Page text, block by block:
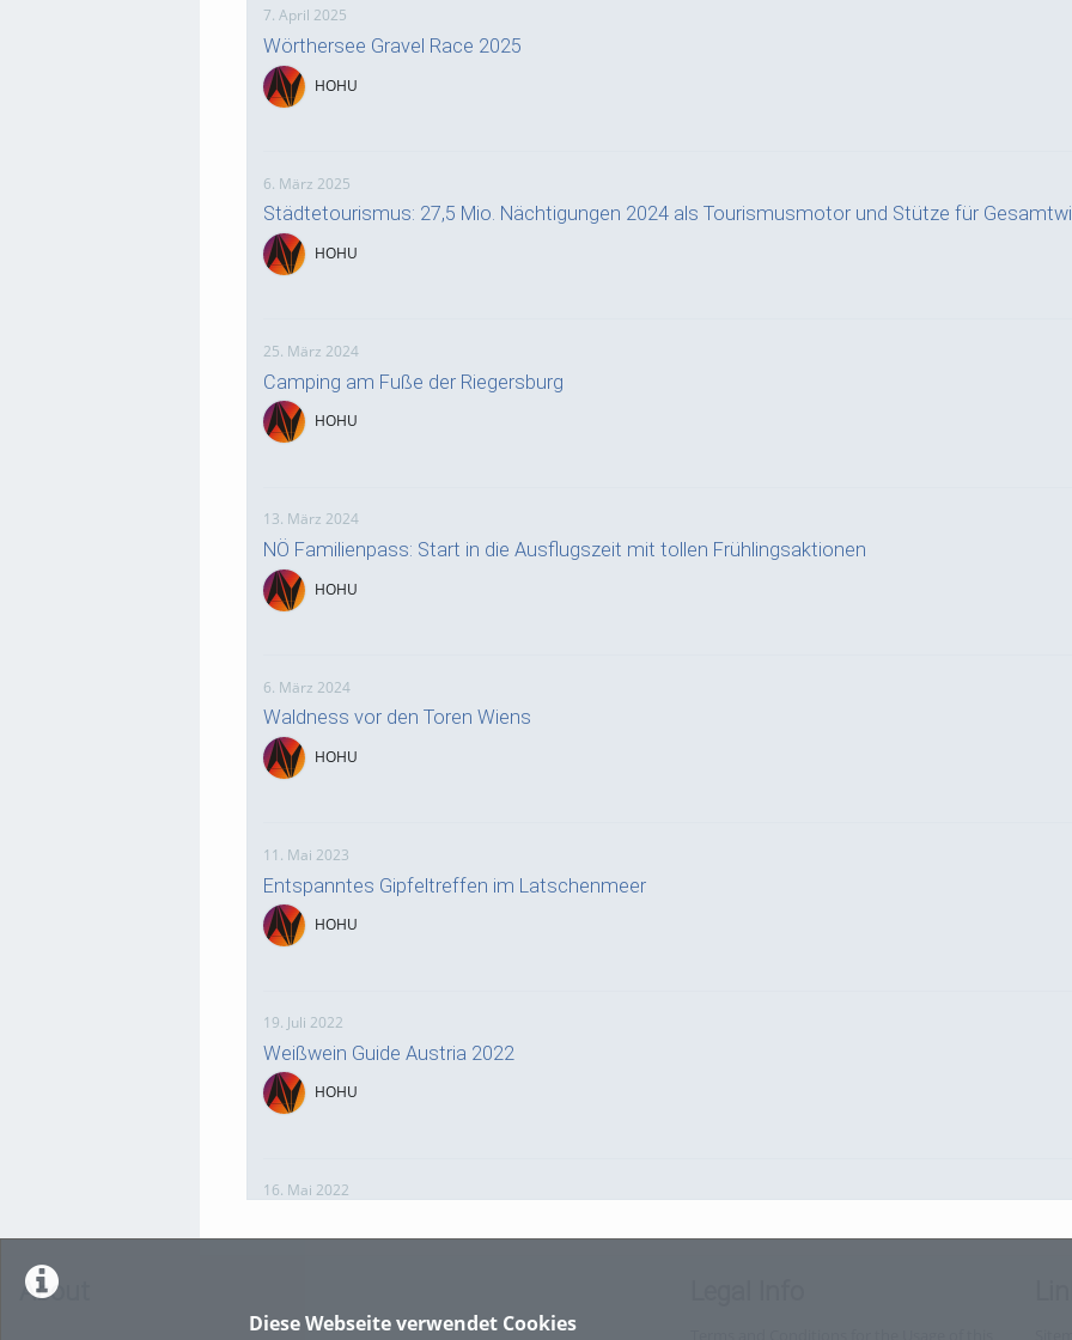
Diese Webseite verwendet Cookies
7. April 2025
Wörthersee Gravel Race 2025
HOHU
6. März 2025
Städtetourismus: 27,5 Mio. Nächtigungen 2024 als Tourismusmotor und Stütze für
HOHU
25. März 2024
Camping am Fuße der Riegersburg
HOHU
13. März 2024
NÖ Familienpass: Start in die Ausflugszeit mit tollen Frühlingsaktionen
HOHU
6. März 2024
Waldness vor den Toren Wiens
HOHU
11. Mai 2023
Entspanntes Gipfeltreffen im Latschenmeer
HOHU
19. Juli 2022
Weißwein Guide Austria 2022
HOHU
16. Mai 2022
About